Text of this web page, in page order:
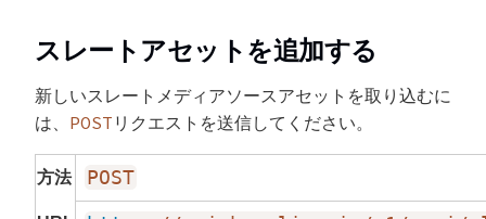
スレートアセットを追加する
新しいスレートメディアソースアセットを取り込むに
は、 POST リクエストを送信してください。
方法 POST